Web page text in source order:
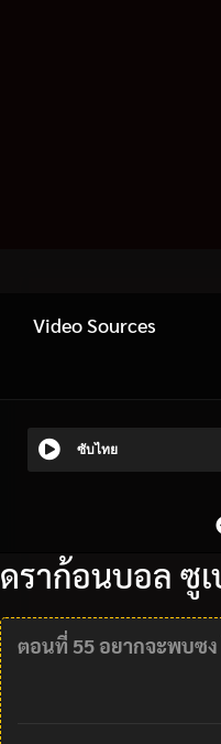
Video Sources
ซับไทย
ดราก้อนบอล ซู
ตอนที่ 55 อยากจะพบซง